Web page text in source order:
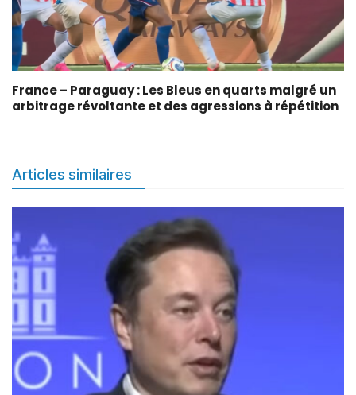
France – Paraguay : Les Bleus en quarts malgré un
arbitrage révoltante et des agressions à répétition
Articles similaires